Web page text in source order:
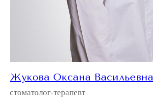
Жукова Оксана Васильевна
стоматолог-терапевт